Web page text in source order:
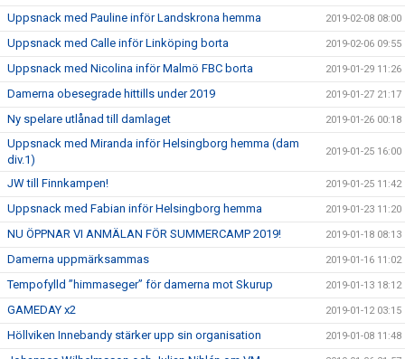
Uppsnack med Pauline inför Landskrona hemma 2019-02-08 08:00
Uppsnack med Calle inför Linköping borta 2019-02-06 09:55
Uppsnack med Nicolina inför Malmö FBC borta 2019-01-29 11:26
Damerna obesegrade hittills under 2019 2019-01-27 21:17
Ny spelare utlånad till damlaget 2019-01-26 00:18
Uppsnack med Miranda inför Helsingborg hemma (dam
div.1)
2019-01-25 16:00
JW till Finnkampen! 2019-01-25 11:42
Uppsnack med Fabian inför Helsingborg hemma 2019-01-23 11:20
NU ÖPPNAR VI ANMÄLAN FÖR SUMMERCAMP 2019! 2019-01-18 08:13
Damerna uppmärksammas 2019-01-16 11:02
Tempofylld ”himmaseger” för damerna mot Skurup 2019-01-13 18:12
GAMEDAY x2 2019-01-12 03:15
Höllviken Innebandy stärker upp sin organisation 2019-01-08 11:48